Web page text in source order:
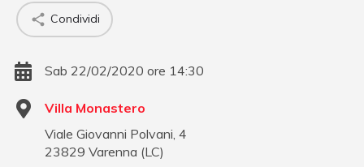
Condividi
Sab 22/02/2020 ore 14:30
Villa Monastero
Viale Giovanni Polvani, 4
23829 Varenna (LC)